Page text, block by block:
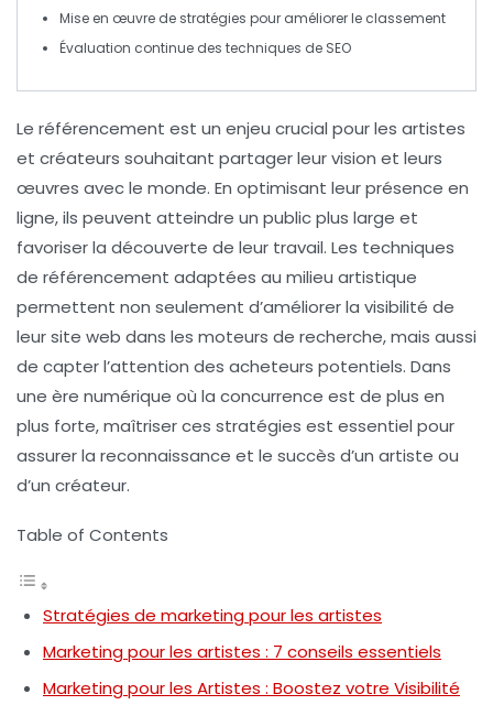
Mise en œuvre de stratégies pour améliorer le classement
Évaluation continue des techniques de SEO
Le référencement est un enjeu crucial pour les artistes
et créateurs souhaitant partager leur vision et leurs
œuvres avec le monde. En optimisant leur présence en
ligne, ils peuvent atteindre un public plus large et
favoriser la découverte de leur travail. Les techniques
de référencement adaptées au milieu artistique
permettent non seulement d’améliorer la visibilité de
leur site web dans les moteurs de recherche, mais aussi
de capter l’attention des acheteurs potentiels. Dans
une ère numérique où la concurrence est de plus en
plus forte, maîtriser ces stratégies est essentiel pour
assurer la reconnaissance et le succès d’un artiste ou
d’un créateur.
Table of Contents
Stratégies de marketing pour les artistes
Marketing pour les artistes : 7 conseils essentiels
Marketing pour les Artistes : Boostez votre Visibilité